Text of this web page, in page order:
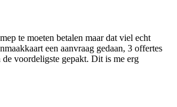
te moeten betalen maar dat viel echt
een aanvraag gedaan, 3 offertes
voordeligste gepakt. Dit is me erg